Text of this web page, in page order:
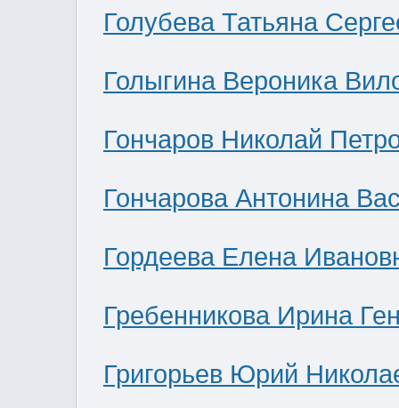
Голубева Татьяна
Голыгина Вероника
Гончаров Николай
Гончарова Антонина
Гордеева Елена
Гребенникова Ирина
Григорьев Юрий